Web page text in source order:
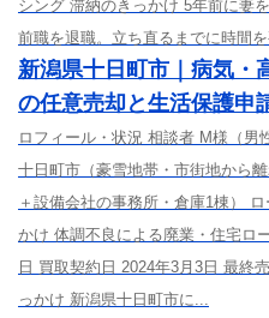
シング 滞納のきっかけ 5年前に妻
前職を退職。立ち直るまでに時間
新潟県十日町市｜病気・
の任意売却と生活保護申
ロフィール・状況 相談者 M様（男
十日町市（豪雪地帯・市街地から
＋設備会社の事務所・倉庫1棟）
かけ 体調不良による廃業・住宅ロ
日 買取契約日 2024年3月3日 最終
っかけ 新潟県十日町市に...